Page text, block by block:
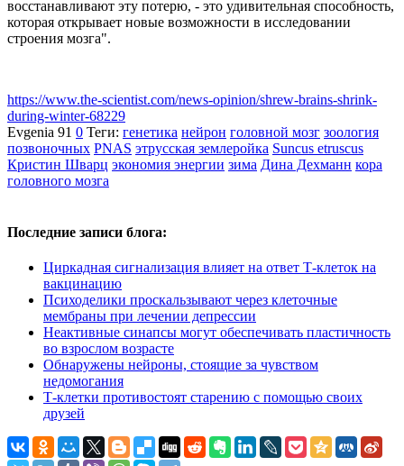
восстанавливают эту потерю, - это удивительная способность,
которая открывает новые возможности в исследовании
строения мозга".
https://www.the-scientist.com/news-opinion/shrew-brains-shrink-
during-winter-68229
Evgenia 91 0 Теги: генетика нейрон головной мозг зоология
позвоночных PNAS этрусская землеройка Suncus etruscus
Кристин Шварц экономия энергии зима Дина Дехманн кора
головного мозга
Последние записи блога:
Циркадная сигнализация влияет на ответ Т-клеток на
вакцинацию
Психоделики проскальзывают через клеточные
мембраны при лечении депрессии
Неактивные синапсы могут обеспечивать пластичность
во взрослом возрасте
Обнаружены нейроны, стоящие за чувством
недомогания
Т-клетки противостоят старению с помощью своих
друзей